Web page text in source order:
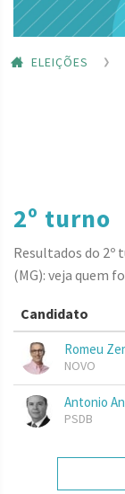
ELEIÇÕES
2º turno
Resultados do 2º
(MG): veja quem
Candidato
Romeu
NOVO
Antonio
PSDB